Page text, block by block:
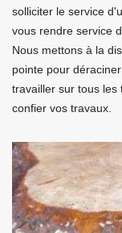
solliciter le service
vous rendre service
Nous mettons à la
pointe pour
travailler sur tous les
confier vos travaux.